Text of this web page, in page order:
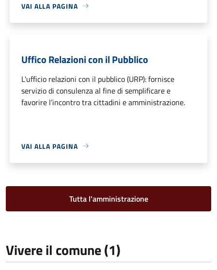
VAI ALLA PAGINA
Uffico Relazioni con il Pubblico
L'ufficio relazioni con il pubblico (URP): fornisce
servizio di consulenza al fine di semplificare e
favorire l’incontro tra cittadini e amministrazione.
VAI ALLA PAGINA
Tutta l'amministrazione
Vivere il comune (1)